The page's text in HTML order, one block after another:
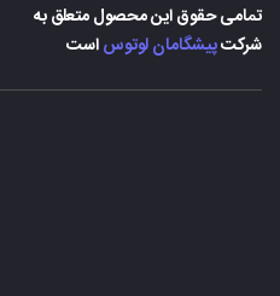
تمامی حقوق این محصول متعلق به
شرکتپیشگامان لوتوساست